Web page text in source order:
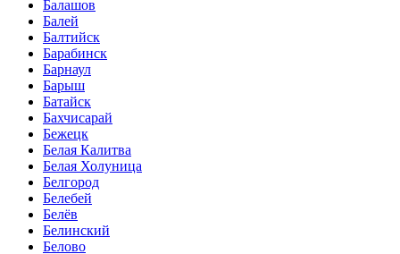
Балашов
Балей
Балтийск
Барабинск
Барнаул
Барыш
Батайск
Бахчисарай
Бежецк
Белая Калитва
Белая Холуница
Белгород
Белебей
Белёв
Белинский
Белово